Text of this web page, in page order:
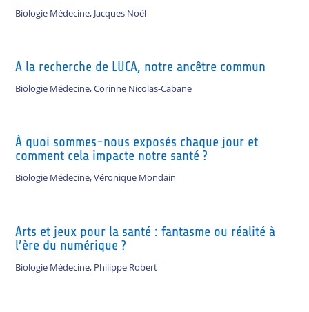
Biologie Médecine, Jacques Noël
A la recherche de LUCA, notre ancêtre commun
Biologie Médecine,Corinne Nicolas-Cabane
À quoi sommes-nous exposés chaque jour et
comment cela impacte notre santé ?
Biologie Médecine,Véronique Mondain
Arts et jeux pour la santé : fantasme ou réalité à
l’ère du numérique ?
Biologie Médecine, Philippe Robert